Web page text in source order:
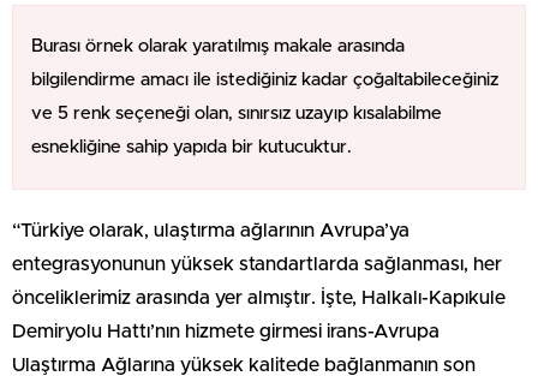
Burası örnek olarak yaratılmış makale arasında
bilgilendirme amacı ile istediğiniz kadar çoğaltabileceğiniz
ve 5 renk seçeneği olan, sınırsız uzayıp kısalabilme
esnekliğine sahip yapıda bir kutucuktur.
“Türkiye olarak, ulaştırma ağlarının Avrupa’ya
entegrasyonunun yüksek standartlarda sağlanması, her
önceliklerimiz arasında yer almıştır. İşte, Halkalı-Kapıkule
Demiryolu Hattı’nın hizmete girmesi irans-Avrupa
Ulaştırma Ağlarına yüksek kalitede bağlanmanın son